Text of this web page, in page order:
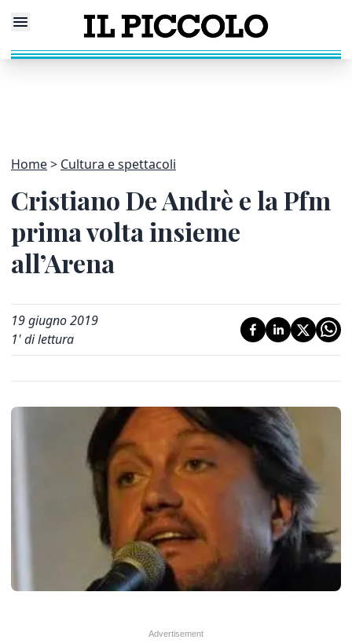
Home Cultura e spettacoli
Cristiano De Andrè e la Pfm
prima volta insieme
all’Arena
19 giugno 2019
1' di lettura